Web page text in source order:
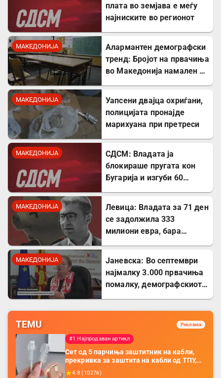
плата во земјава е меѓу
најниските во регионот
МАКЕДОНИЈА
Алармантен демографски
тренд: Бројот на првачиња
во Македонија намален за
МАКЕДОНИЈА
Уапсени двајца охриѓани,
полицијата пронајде
марихуана при претреси
МАКЕДОНИЈА
СДСМ: Владата ја
блокираше пругата кон
Бугарија и изгуби 60
МАКЕДОНИЈА
Левица: Владата за 71 ден
се задолжила 333
милиони евра, бара
МАКЕДОНИЈА
Јаневска: Во септември
најмалку 3.000 првачиња
помалку, демографскиот
TEMU Реклама
#1 Најпродаван артикл
Сет од 5 парчиња заштитник на кабли,
прекривка за заштита на кабли од ТПУ,
додатоци за заштита на кабли, без
4.8 ( 10276)